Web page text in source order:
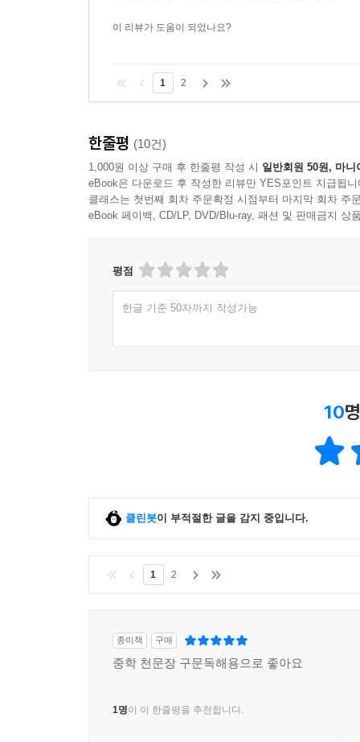
이 리뷰가 도움이 되었나요?
1 2
한줄평 (10건)
1,000원 이상 구매 후 한줄평 작성 시 일반회원 50원, 마니
eBook은 다운로드 후 작성한 리뷰만 YES포인트 지급됩니
클래스는 첫번째 회차 주문확정 시점부터 마지막 회차 주
eBook 페이백, CD/LP, DVD/Blu-ray, 패션 및 판매금지 상
평점
한글 기준 50자까지 작성가능
10
클린봇이 부적절한 글을 감지 중입니다.
1 2
종이책 구매
중학 천문장 구문독해용으로 좋아요
1명이 이 한줄평을 추천합니다.